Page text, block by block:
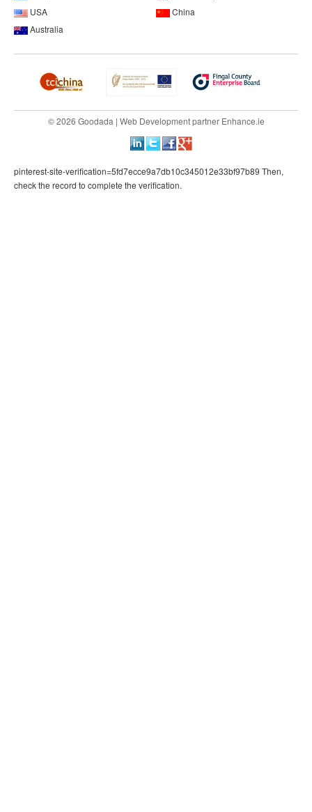
USA
China
Australia
© 2026 Goodada | Web Developmentpartner Enhance.ie
pinterest-site-verification=5fd7ecce9a7db10c345012e33bf97b89 Then,
check the record to complete the verification.